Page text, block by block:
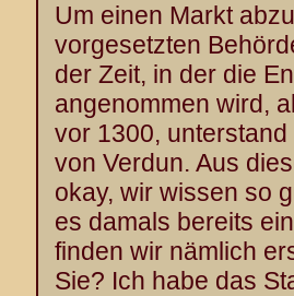
Um einen Markt
vorgesetzten
der Zeit, in der die
angenommen wird,
vor 1300,
von Verdun. Aus
okay, wir wissen so
es damals bereits
finden wir nämlich
Sie? Ich habe das